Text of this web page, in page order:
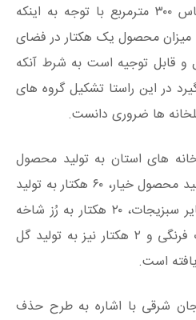
احداث گلخانه هایی در مقیاس ۳۰۰ مترمربع با توجه به اینکه
محصول یک هکتار در فضای
و قابل توجیه است به شرط آنکه
در این راستا تشکیل گروه های
ها ضروری دانست.
از گلخانه های استان به تولید محصول
گوجه فرنگی، ۶۶ هکتار به تولید محصول خیار، ۶۰ هکتار به تولید
فلفل دلمه ای، پنج هکتار سایر سبزیجات، ۲۰ هکتار به رُز شاخه
بریده، ۴ هکتار به تولید توت فرنگی و ۲ هکتار نیز به تولید گل
است.
شرقی با اشاره به طرح حذف